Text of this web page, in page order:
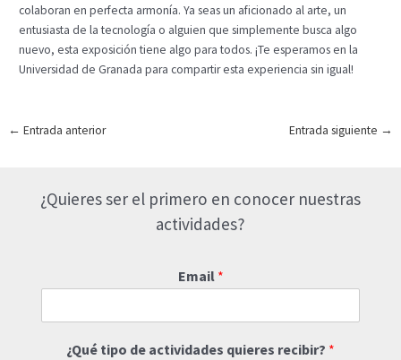
colaboran en perfecta armonía. Ya seas un aficionado al arte, un
entusiasta de la tecnología o alguien que simplemente busca algo
nuevo, esta exposición tiene algo para todos. ¡Te esperamos en la
Universidad de Granada para compartir esta experiencia sin igual!
Navegación
← Entrada anterior Entrada siguiente →
¿Quieres ser el primero en conocer nuestras
actividades?
Email *
¿Qué tipo de actividades quieres recibir? *